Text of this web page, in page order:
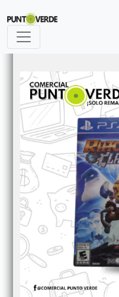
Previous